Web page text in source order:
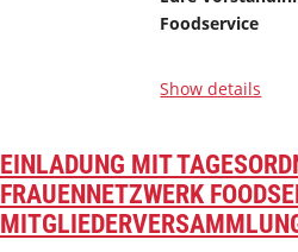
Foodservice
...
Show details
EINLADUNG MIT
FRAUENNETZWERK